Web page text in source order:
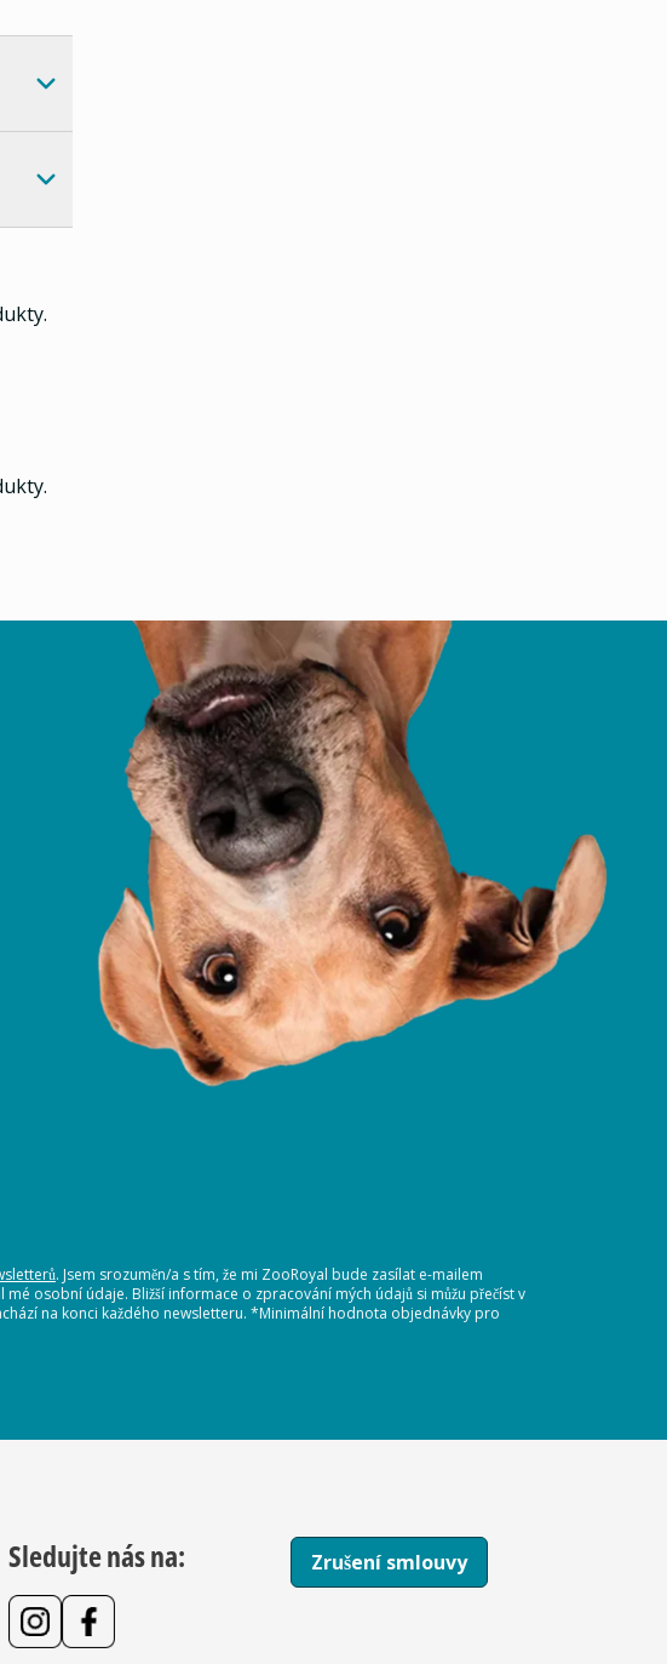
. Jsem srozuměn/a s tím, že mi ZooRoyal bude zasílat e-mailem
osobní údaje. Bližší informace o zpracování mých údajů si můžu přečíst v
na konci každého newsletteru. *Minimální hodnota objednávky pro
Sledujte nás na: Zrušení smlouvy